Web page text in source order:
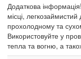
Додаткова
місці,
прохолодному та
Використовуйте у
тепла та вогню, а